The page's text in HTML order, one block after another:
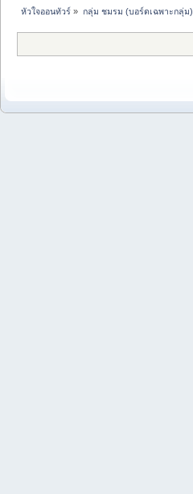
หัวใจออนทัวร์ » กลุ่ม ชมรม (บอร์ดเฉพาะกลุ่ม)